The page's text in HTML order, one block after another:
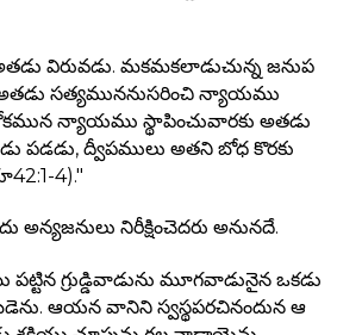
విరువడు. మకమకలాడుచున్న జనుప
సత్యముననుసరించి న్యాయము
న్యాయము స్థాపించువారకు అతడు
పడడు, ద్వీపములు అతని బోధ కొరకు
4)."
నిరీక్షించెదరు అనునదే.
గ్రుడ్డివాడును మూగవాడునైన ఒకడు
ఆయన వానిని స్వస్థపరచినందున ఆ